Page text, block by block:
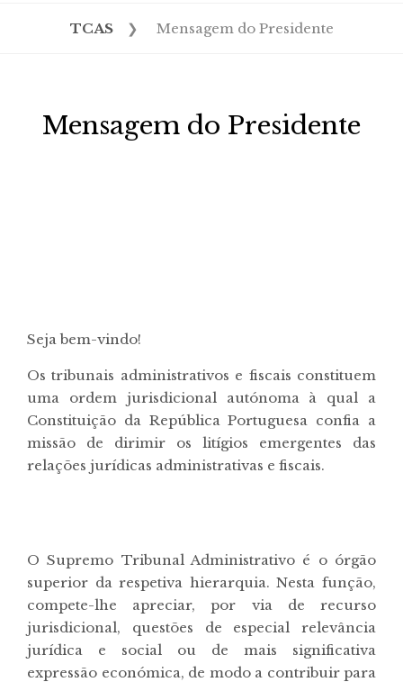
TCAS ❯ Mensagem do Presidente
Mensagem do Presidente
Seja bem-vindo!
Os tribunais administrativos e fiscais constituem
uma ordem jurisdicional autónoma à qual a
Constituição da República Portuguesa confia a
missão de dirimir os litígios emergentes das
relações jurídicas administrativas e fiscais.
O Supremo Tribunal Administrativo é o órgão
superior da respetiva hierarquia. Nesta função,
compete-lhe apreciar, por via de recurso
jurisdicional, questões de especial relevância
jurídica e social ou de mais significativa
expressão económica, de modo a contribuir para